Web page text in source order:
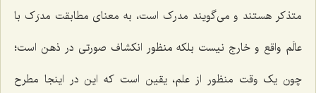
متذکر هستند و می‌گویند مدرک است، به معنای مطابقت مدرَک با
عالَم واقع و خارج نیست بلکه منظور انکشاف صورتی در ذهن است؛
چون یک وقت منظور از علم، یقین است که این در اینجا مطرح